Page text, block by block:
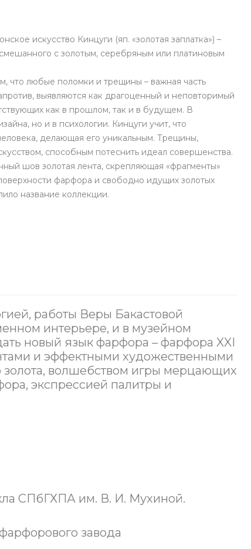
искусство Кинцуги (яп. «золотая заплатка») –
с золотым, серебряным или платиновым
что любые поломки и трещины – важная часть
выявляются как драгоценный и неповторимый
как в прошлом, так и в будущем. В
но и в психологии. Кинцуги учит, что
делающая его уникальным. Трещины,
способным потеснить идеал совершенства.
шов золотая лента, скрепляющая «фрагменты»
фарфора и свободно идущих золотых
название коллекции.
работы Веры Бакастовой
интерьере, и в музейном
новый язык фарфора – фарфора XXI
и эффектными художественными
золота, волшебством игры мерцающих
экспрессией палитры и
СПбГХПА им. В. И. Мухиной.
завода